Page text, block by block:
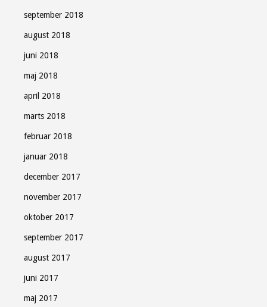
september 2018
august 2018
juni 2018
maj 2018
april 2018
marts 2018
februar 2018
januar 2018
december 2017
november 2017
oktober 2017
september 2017
august 2017
juni 2017
maj 2017